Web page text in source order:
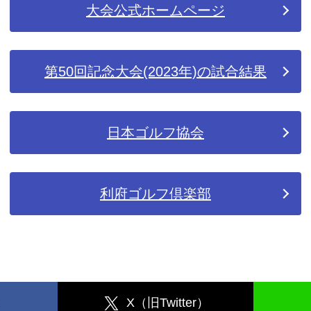
大会公式ホームページ
第50回記念大会(2023年)の試合結果
日本ゴルフ協会
利府ゴルフ倶楽部
X（旧Twitter）